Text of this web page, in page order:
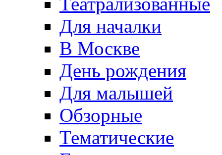
Для началки
В Москве
День рождения
Для малышей
Обзорные
Тематические